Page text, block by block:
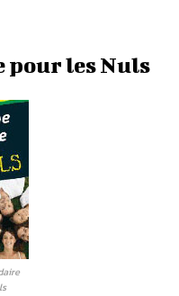
pour les Nuls